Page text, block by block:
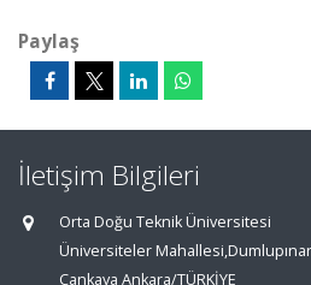
Paylaş
İletişim Bilgileri
Orta Doğu Teknik Üniversitesi
Üniversiteler Mahallesi,Dumlupınar
Çankaya Ankara/TÜRKİYE